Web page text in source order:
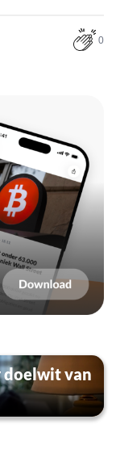
0
doelwit van